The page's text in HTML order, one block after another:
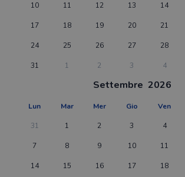
10 11 12 13 14
17 18 19 20 21
24 25 26 27 28
31 1 2 3 4
Settembre 2026
Lun Mar Mer Gio Ven
31 1 2 3 4
7 8 9 10 11
14 15 16 17 18